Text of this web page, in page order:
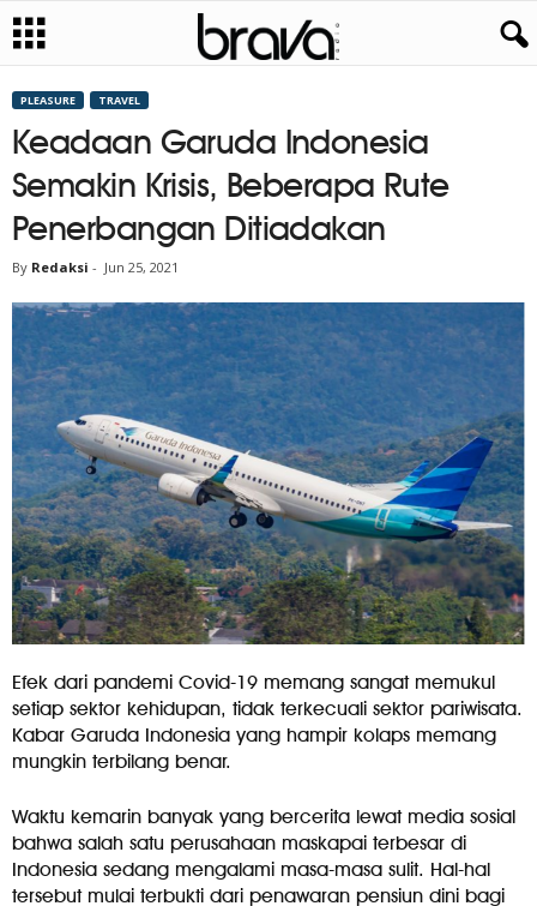
PLEASURE TRAVEL
Keadaan Garuda Indonesia
Semakin Krisis, Beberapa Rute
Penerbangan Ditiadakan
By Redaksi - Jun 25, 2021
Efek dari pandemi Covid-19 memang sangat memukul
setiap sektor kehidupan, tidak terkecuali sektor pariwisata.
Kabar Garuda Indonesia yang hampir kolaps memang
mungkin terbilang benar.
Waktu kemarin banyak yang bercerita lewat media sosial
bahwa salah satu perusahaan maskapai terbesar di
Indonesia sedang mengalami masa-masa sulit. Hal-hal
tersebut mulai terbukti dari penawaran pensiun dini bagi